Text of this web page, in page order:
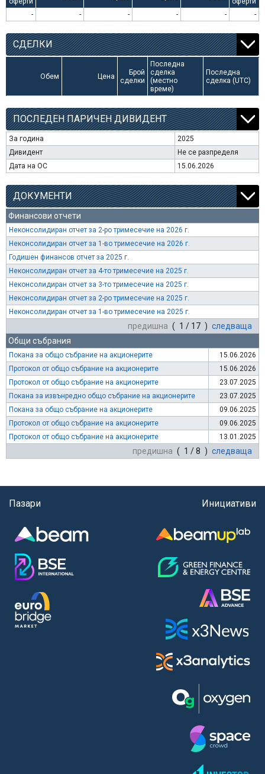
-
- - - - -
СДЕЛКИ
Обем Цена
Брой
сделки
Последна
сделка
(местно
време)
Последна
сделка (UTC)
ПОСЛЕДЕН ПАРИЧЕН ДИВИДЕНТ
За година
2025
Дивидент
Не се разпределя
Дата на ОС
15.06.2026
ДОКУМЕНТИ
Финансови отчети
Неконсолидиран отчет за 2-ро тримесечие на 2026 г.
Неконсолидиран отчет за 1-во тримесечие на 2026 г.
Годишен финансов отчет за 2025 г.
Неконсолидиран отчет за 4-то тримесечие на 2025 г.
Неконсолидиран отчет за 3-то тримесечие на 2025 г.
Неконсолидиран отчет за 2-ро тримесечие на 2025 г.
Неконсолидиран отчет за 1-во тримесечие на 2025 г.
предишна ( 1 / 17 ) следваща
Общи събрания
Покана за общо събрание на акционерите
15.06.2026
Протокол от общо събрание на акционерите
15.06.2026
Протокол от общо събрание на акционерите
23.07.2025
Покана за извънредно общо събрание на акционерите
23.07.2025
Покана за общо събрание на акционерите
09.06.2025
Протокол от общо събрание на акционерите
09.06.2025
Протокол от общо събрание на акционерите
13.01.2025
предишна ( 1 / 8 ) следваща
Пазари Инициативи